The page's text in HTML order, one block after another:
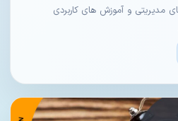
مدیریتی و آموزش های کاربردی